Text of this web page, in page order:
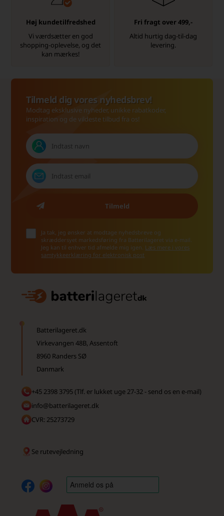
Høj kundetilfredshed
Vi værdsætter en god
shopping-oplevelse, og det
kan mærkes!
Fri fragt over 499,-
Altid hurtig dag-til-dag
levering.
Tilmeld dig vores nyhedsbrev!
Modtag eksklusive nyheder, unikke rabatkoder,
inspiration og de vildeste tilbud fra os!
Ja tak, jeg ønsker at modtage nyhedsbreve og
skræddersyet markedsføring fra Batterilageret via e-mail.
Jeg kan til enhver tid afmelde mig igen. Læs mere i vores
samtykkeerklæring for elektronisk post
Batterilageret.dk
Virkevangen 48B, Assentoft
8960 Randers SØ
Danmark
+45 2398 3795 (Tlf. er lukket uge 27-32 - send os en e-mail)
info@batterilageret.dk
CVR: 25273729
Se rutevejledning